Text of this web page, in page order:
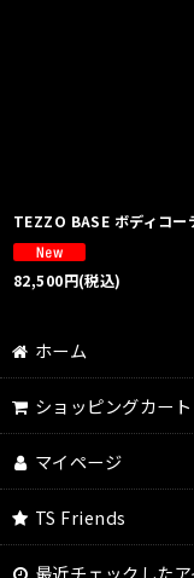
TEZZO BASE ボディコ
82,500円(税込)
ホーム
ショッピングカート
マイページ
TS Friends
最近チェックした